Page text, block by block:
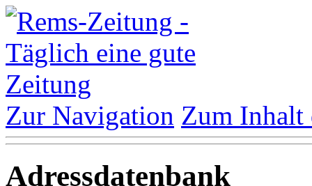
Zur Navigation Zum Inhalt
Adressdatenbank